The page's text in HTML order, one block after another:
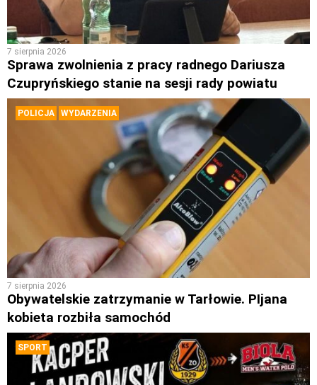
7 sierpnia 2026
Sprawa zwolnienia z pracy radnego Dariusza
Czupryńskiego stanie na sesji rady powiatu
POLICJA WYDARZENIA
7 sierpnia 2026
Obywatelskie zatrzymanie w Tarłowie. PIjana
kobieta rozbiła samochód
SPORT